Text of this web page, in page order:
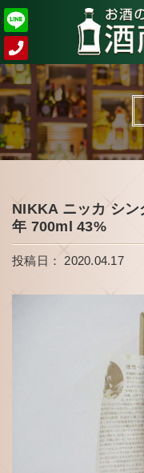
NIKKA ニッカ シ
年 700ml 43%
投稿日： 2020.04.17